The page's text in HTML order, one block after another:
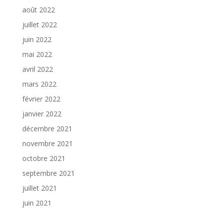
août 2022
juillet 2022
juin 2022
mai 2022
avril 2022
mars 2022
février 2022
janvier 2022
décembre 2021
novembre 2021
octobre 2021
septembre 2021
juillet 2021
juin 2021